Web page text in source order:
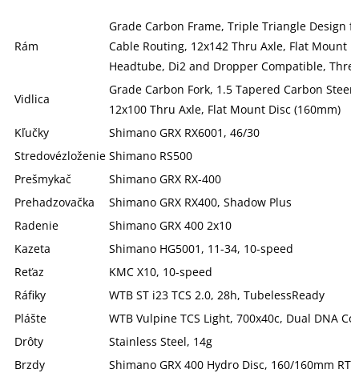
Rám
Grade Carbon Frame, Triple Triangle
Cable Routing, 12x142 Thru Axle, Flat
Headtube, Di2 and Dropper Compatible,
Vidlica
Grade Carbon Fork, 1.5 Tapered Carbon
12x100 Thru Axle, Flat Mount Disc (160mm)
Kľučky
Shimano GRX RX6001, 46/30
Stredovézloženie Shimano RS500
Prešmykač
Shimano GRX RX-400
Prehadzovačka
Shimano GRX RX400, Shadow Plus
Radenie
Shimano GRX 400 2x10
Kazeta
Shimano HG5001, 11-34, 10-speed
Reťaz
KMC X10, 10-speed
Ráfiky
WTB ST i23 TCS 2.0, 28h, TubelessReady
Plášte
WTB Vulpine TCS Light, 700x40c, Dual DNA
Drôty
Stainless Steel, 14g
Brzdy
Shimano GRX 400 Hydro Disc, 160/160mm